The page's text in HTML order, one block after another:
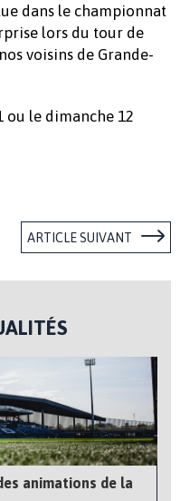
dans le championnat
lors du tour de
voisins de Grande-
ou le dimanche 12
ARTICLE SUIVANT
animations de la